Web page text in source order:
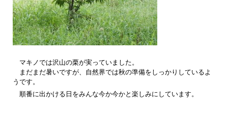
マキノでは沢山の栗が実っていました。
まだまだ暑いですが、自然界では秋の準備をしっかりしているよ
うです。
順番に出かける日をみんな今か今かと楽しみにしています。